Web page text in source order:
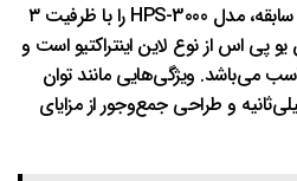
هژیر صنعت با بیش از ۳۰ سال سابقه، مدل HPS-3000 را با ظرفیت ۳
پی اس از نوع لاین اینتراکتیو است و
می‌باشد. ویژگی‌هایی مانند توان
۲۱۰۰ وات، زمان تاخیر ۱۵ میلی‌ثانیه و طراحی جمع‌وجور از مزایای